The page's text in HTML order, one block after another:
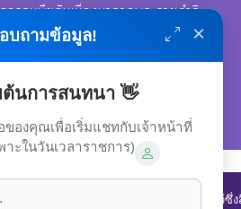
กรรมพืชอันเนื่องมาจากพระราชดำริ
วยความสดวกฯ
ภาครัฐ (INFO)
ารจังหวัดชายแดนภาคใต้ ศอ.บต.
องค์การบริหารส่วนตำบลนาโพธิ์. ขอสงวนไว้
บถามข้อมูล! ×
ต้นการสนทนา 👋
องคุณเพื่อเริ่มแชทกับเจ้าหน้าที่
าะในวันเวลาราชการ)